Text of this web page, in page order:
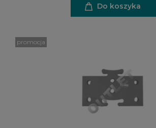
Do koszyka
promocja